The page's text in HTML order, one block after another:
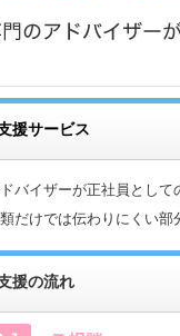
援サービス
バイザーが正社員とし
だけでは伝わりにくい部
援の流れ